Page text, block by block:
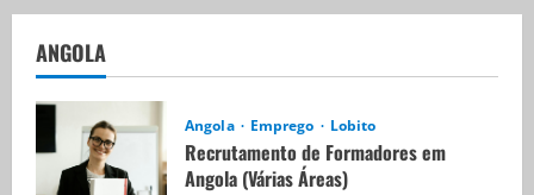
ANGOLA
Angola Emprego Lobito
Recrutamento de Formadores em
Angola (Várias Áreas)